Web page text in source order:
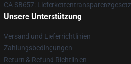
CA SB657: Lieferkettentransparenzgesetz
Unsere Unterstützung
Versand und Lieferrichtlinien
Zahlungsbedingungen
Return & Refund Richtlinien